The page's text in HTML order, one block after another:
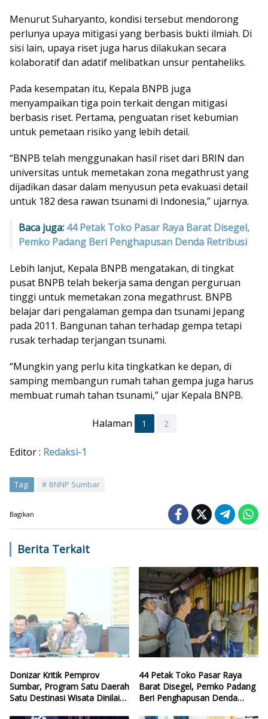
Menurut Suharyanto, kondisi tersebut mendorong
perlunya upaya mitigasi yang berbasis bukti ilmiah. Di
sisi lain, upaya riset juga harus dilakukan secara
kolaboratif dan adatif melibatkan unsur pentaheliks.
Pada kesempatan itu, Kepala BNPB juga
menyampaikan tiga poin terkait dengan mitigasi
berbasis riset. Pertama, penguatan riset kebumian
untuk pemetaan risiko yang lebih detail.
“BNPB telah menggunakan hasil riset dari BRIN dan
universitas untuk memetakan zona megathrust yang
dijadikan dasar dalam menyusun peta evakuasi detail
untuk 182 desa rawan tsunami di Indonesia,” ujarnya.
Baca juga: 44 Petak Toko Pasar Raya Barat Disegel,
Pemko Padang Beri Penghapusan Denda Retribusi
Lebih lanjut, Kepala BNPB mengatakan, di tingkat
pusat BNPB telah bekerja sama dengan perguruan
tinggi untuk memetakan zona megathrust. BNPB
belajar dari pengalaman gempa dan tsunami Jepang
pada 2011. Bangunan tahan terhadap gempa tetapi
rusak terhadap terjangan tsunami.
“Mungkin yang perlu kita tingkatkan ke depan, di
samping membangun rumah tahan gempa juga harus
membuat rumah tahan tsunami,” ujar Kepala BNPB.
Halaman 1 2
Editor : Redaksi-1
Tag: BNNP Sumbar
Bagikan
Berita Terkait
Donizar Kritik Pemprov
Sumbar, Program Satu Daerah
Satu Destinasi Wisata Dinilai
44 Petak Toko Pasar Raya
Barat Disegel, Pemko Padang
Beri Penghapusan Denda